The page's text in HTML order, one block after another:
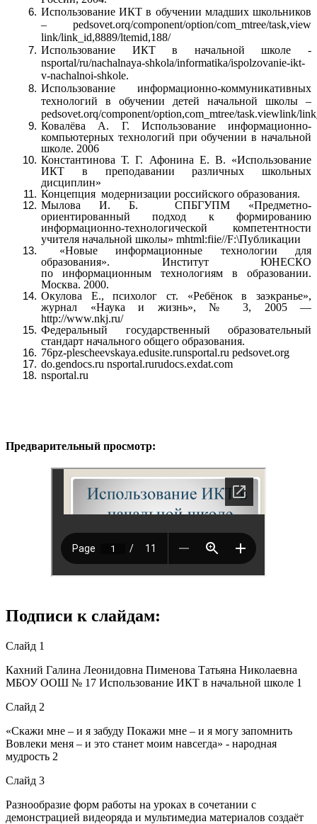
Использование ИКТ в обучении младших школьников
– pedsovet.orq/component/option/com_mtree/task,view
link/link_id,8889/ltemid,188/
Использование ИКТ в начальной школе -
nsportal/ru/nachalnaya-shkola/informatika/ispolzovanie-ikt-
v-nachalnoi-shkole.
Использование информационно-коммуникативных
технологий в обучении детей начальной школы –
pedsovet.orq/component/option,com_mtree/task.viewlink/
Ковалёва А. Г. Использование информационно-
компьютерных технологий при обучении в начальной
школе. 2006
Константинова Т. Г. Афонина Е. В. «Использование
ИКТ в преподавании различных школьных
дисциплин»
Концепция модернизации российского образования.
Мылова И. Б. СПБГУПМ «Предметно-
ориентированный подход к формированию
информационно-технологической компетентности
учителя начальной школы» mhtml:fiie//F:\Публикации
«Новые информационные технологии для
образования». Институт ЮНЕСКО
по информационным технологиям в образовании.
Москва. 2000.
Окулова Е., психолог ст. «Ребёнок в заэкранье»,
журнал «Наука и жизнь», № 3, 2005 —
http://www.nkj.ru/
Федеральный государственный образовательный
стандарт начального общего образования.
76pz-plescheevskaya.edusite.runsportal.ru pedsovet.org
do.gendocs.ru nsportal.rurudocs.exdat.com
nsportal.ru
Предварительный просмотр:
Подписи к слайдам:
Слайд 1
Кахний Галина Леонидовна Пименова Татьяна Николаевна
МБОУ ООШ № 17 Использование ИКТ в начальной школе 1
Слайд 2
«Скажи мне – и я забуду Покажи мне – и я могу запомнить
Вовлеки меня – и это станет моим навсегда» - народная
мудрость 2
Слайд 3
Разнообразие форм работы на уроках в сочетании с
демонстрацией видеоряда и мультимедиа материалов создаёт